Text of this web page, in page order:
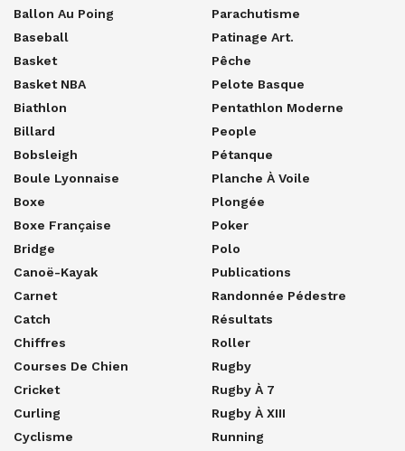
Ballon Au Poing
Baseball
Basket
Basket NBA
Biathlon
Billard
Bobsleigh
Boule Lyonnaise
Boxe
Boxe Française
Bridge
Canoë-Kayak
Carnet
Catch
Chiffres
Courses De Chien
Cricket
Curling
Cyclisme
Parachutisme
Patinage Art.
Pêche
Pelote Basque
Pentathlon Moderne
People
Pétanque
Planche À Voile
Plongée
Poker
Polo
Publications
Randonnée Pédestre
Résultats
Roller
Rugby
Rugby À 7
Rugby À XIII
Running